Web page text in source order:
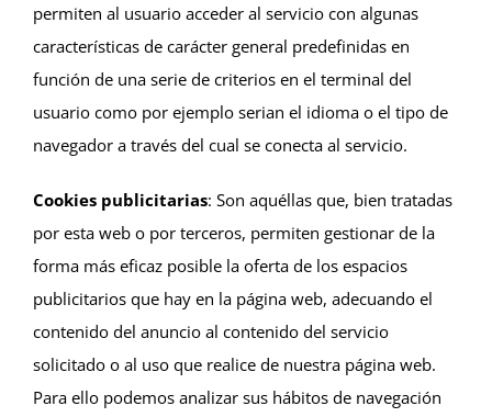
permiten al usuario acceder al servicio con algunas
características de carácter general predefinidas en
función de una serie de criterios en el terminal del
usuario como por ejemplo serian el idioma o el tipo de
navegador a través del cual se conecta al servicio.
Cookies publicitarias: Son aquéllas que, bien tratadas
por esta web o por terceros, permiten gestionar de la
forma más eficaz posible la oferta de los espacios
publicitarios que hay en la página web, adecuando el
contenido del anuncio al contenido del servicio
solicitado o al uso que realice de nuestra página web.
Para ello podemos analizar sus hábitos de navegación